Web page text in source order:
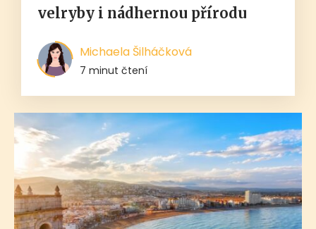
velryby i nádhernou přírodu
Michaela Šilháčková
7 minut čtení